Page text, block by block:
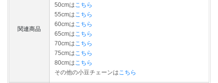
関連商品
50cmは こちら
55cmは こちら
60cmは こちら
65cmは こちら
70cmは こちら
75cmは こちら
80cmは こちら
その他の小豆チェーンは こちら